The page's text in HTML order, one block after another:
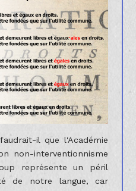
il que l'Académie
non-interventionnisme
représente un péril
de notre langue, car